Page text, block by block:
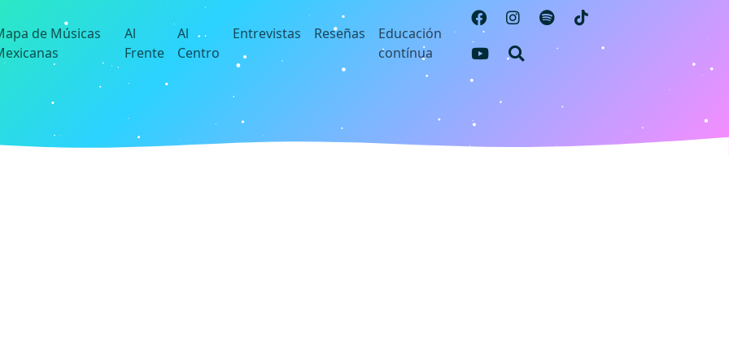
de Músicas
Al
Frente
Al
Centro
Entrevistas Reseñas
Educación
contínua